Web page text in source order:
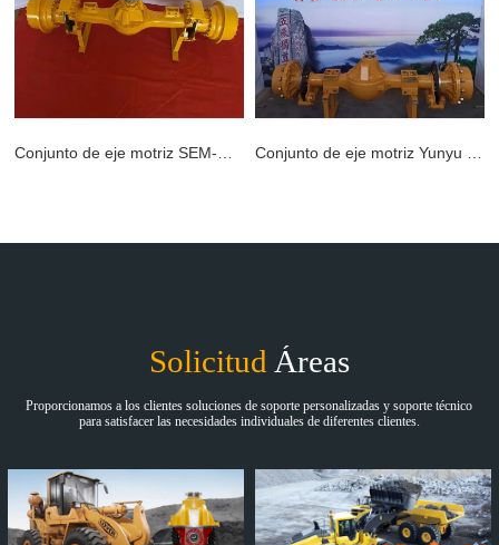
APRENDE MÁS >>
Solicitud Áreas
Proporcionamos a los clientes soluciones de soporte personalizadas y soporte técnico
para satisfacer las necesidades individuales de diferentes clientes.